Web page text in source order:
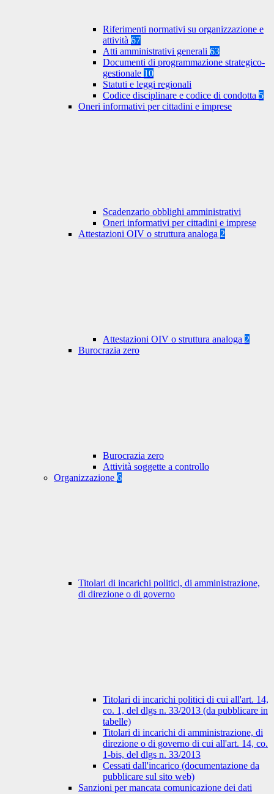
Riferimenti normativi su organizzazione e
attività 67
Atti amministrativi generali 63
Documenti di programmazione strategico-
gestionale 10
Statuti e leggi regionali
Codice disciplinare e codice di condotta 5
Oneri informativi per cittadini e imprese
Scadenzario obblighi amministrativi
Oneri informativi per cittadini e imprese
Attestazioni OIV o struttura analoga 2
Attestazioni OIV o struttura analoga 2
Burocrazia zero
Burocrazia zero
Attività soggette a controllo
Organizzazione 6
Titolari di incarichi politici, di amministrazione,
di direzione o di governo
Titolari di incarichi politici di cui all'art. 14,
co. 1, del dlgs n. 33/2013 (da pubblicare in
tabelle)
Titolari di incarichi di amministrazione, di
direzione o di governo di cui all'art. 14, co.
1-bis, del dlgs n. 33/2013
Cessati dall'incarico (documentazione da
pubblicare sul sito web)
Sanzioni per mancata comunicazione dei dati